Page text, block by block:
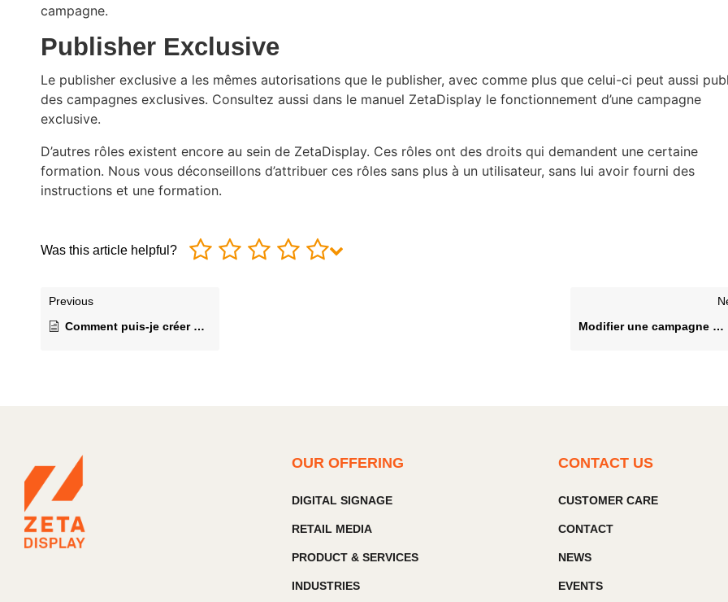
campagne.
Publisher Exclusive
Le publisher exclusive a les mêmes autorisations que le publisher, avec comme plus que celui-ci peut aussi
des campagnes exclusives. Consultez aussi dans le manuel ZetaDisplay le fonctionnement d’une campagne
exclusive.
D’autres rôles existent encore au sein de ZetaDisplay. Ces rôles ont des droits qui demandent une certaine
formation. Nous vous déconseillons d’attribuer ces rôles sans plus à un utilisateur, sans lui avoir fourni des
instructions et une formation.
Was this article helpful?
Previous
Comment puis-je créer du contenu avec ZetaDisplay?
Modifier une campagne publiée
OUR OFFERING
DIGITAL SIGNAGE
RETAIL MEDIA
PRODUCT & SERVICES
INDUSTRIES
CONTACT US
CUSTOMER CARE
CONTACT
NEWS
EVENTS